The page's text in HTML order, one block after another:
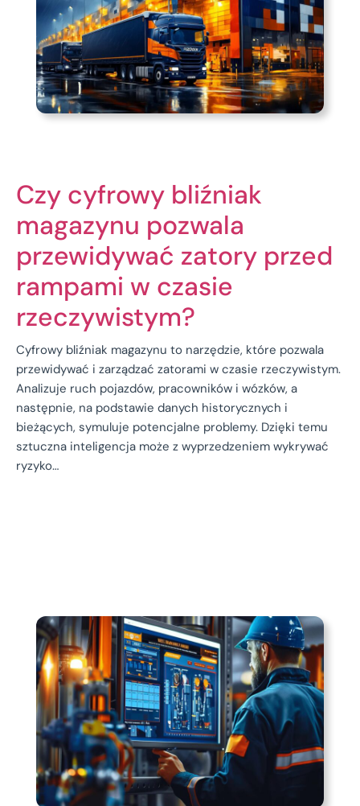
Czy cyfrowy bliźniak
magazynu pozwala
przewidywać zatory przed
rampami w czasie
rzeczywistym?
Cyfrowy bliźniak magazynu to narzędzie, które pozwala
przewidywać i zarządzać zatorami w czasie rzeczywistym.
Analizuje ruch pojazdów, pracowników i wózków, a
następnie, na podstawie danych historycznych i
bieżących, symuluje potencjalne problemy. Dzięki temu
sztuczna inteligencja może z wyprzedzeniem wykrywać
ryzyko…